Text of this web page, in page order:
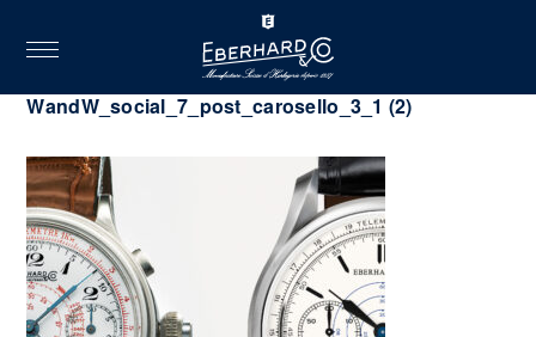
toggle
navigation
WandW_social_7_post_carosello_3_1 (2)